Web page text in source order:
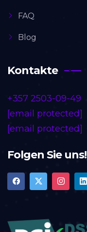
FAQ
Blog
Kontakte
+357 2503-09-49
[email protected]
[email protected]
Folgen Sie uns!